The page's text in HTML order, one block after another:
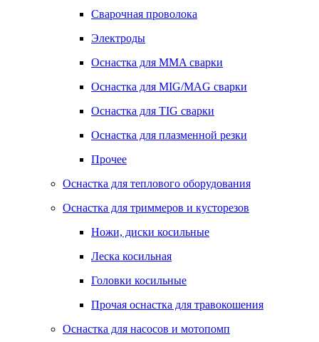
Сварочная проволока
Электроды
Оснастка для MMA сварки
Оснастка для MIG/MAG сварки
Оснастка для TIG сварки
Оснастка для плазменной резки
Прочее
Оснастка для теплового оборудования
Оснастка для триммеров и кусторезов
Ножи, диски косильные
Леска косильная
Головки косильные
Прочая оснастка для травокошения
Оснастка для насосов и мотопомп